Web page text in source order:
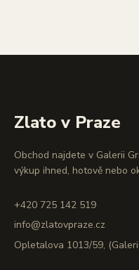
Zlato v Praze
Obchod najdete v Galerii
výkup ihned, hotově nebo
+420 725 142 519
info@zlatovpraze.cz
Opletalova 1013/59,